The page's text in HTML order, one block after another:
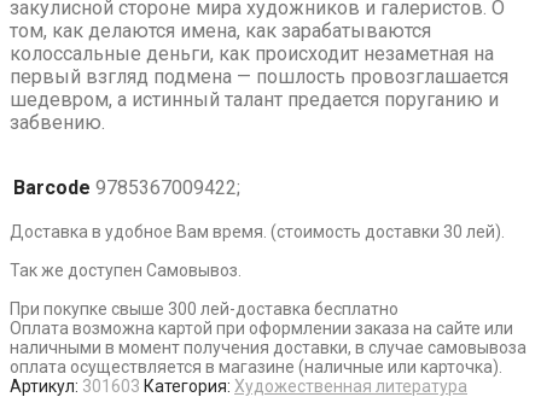
закулисной стороне мира художников и галеристов. О
том, как делаются имена, как зарабатываются
колоссальные деньги, как происходит незаметная на
первый взгляд подмена — пошлость провозглашается
шедевром, а истинный талант предается поруганию и
забвению.
Barcode 9785367009422;
Доставка в удобное Вам время. (стоимость доставки 30 лей).
Так же доступен Самовывоз.
При покупке свыше 300 лей-доставка бесплатно
Оплата возможна картой при оформлении заказа на сайте или
наличными в момент получения доставки, в случае самовывоза
оплата осуществляется в магазине (наличные или карточка).
Артикул: 301603 Категория: Художественная литература